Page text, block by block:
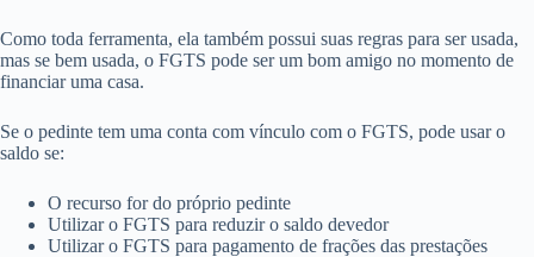
Como toda ferramenta, ela também possui suas regras para ser usada,
mas se bem usada, o FGTS pode ser um bom amigo no momento de
financiar uma casa.
Se o pedinte tem uma conta com vínculo com o FGTS, pode usar o
saldo se:
O recurso for do próprio pedinte
Utilizar o FGTS para reduzir o saldo devedor
Utilizar o FGTS para pagamento de frações das prestações